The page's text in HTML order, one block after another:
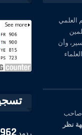
العلمي
وأن
صاحب
نظر